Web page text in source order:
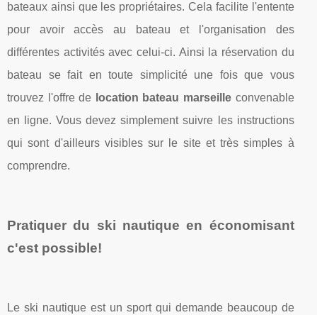
bateaux ainsi que les propriétaires. Cela facilite l'entente
pour avoir accès au bateau et l'organisation des
différentes activités avec celui-ci. Ainsi la réservation du
bateau se fait en toute simplicité une fois que vous
trouvez l'offre de location bateau marseille convenable
en ligne. Vous devez simplement suivre les instructions
qui sont d'ailleurs visibles sur le site et très simples à
comprendre.
Pratiquer du ski nautique en économisant
c'est possible!
Le ski nautique est un sport qui demande beaucoup de